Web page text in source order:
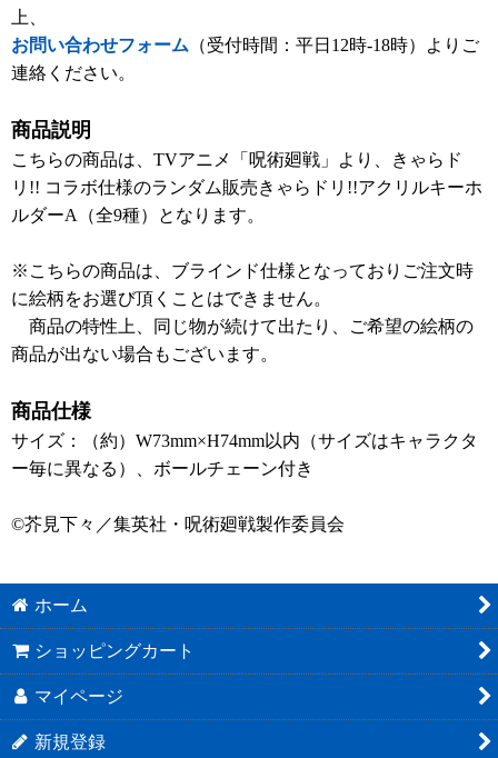
上、
お問い合わせフォーム （受付時間：平日12時-18時）よりご
連絡ください。
商品説明
こちらの商品は、TVアニメ「呪術廻戦」より、きゃらド
リ!! コラボ仕様のランダム販売きゃらドリ!!アクリルキーホ
ルダーA（全9種）となります。
※こちらの商品は、ブラインド仕様となっておりご注文時
に絵柄をお選び頂くことはできません。
商品の特性上、同じ物が続けて出たり、ご希望の絵柄の
商品が出ない場合もございます。
商品仕様
サイズ：（約）W73mm×H74mm以内（サイズはキャラクタ
ー毎に異なる）、ボールチェーン付き
©芥見下々／集英社・呪術廻戦製作委員会
ホーム
ショッピングカート
マイページ
新規登録